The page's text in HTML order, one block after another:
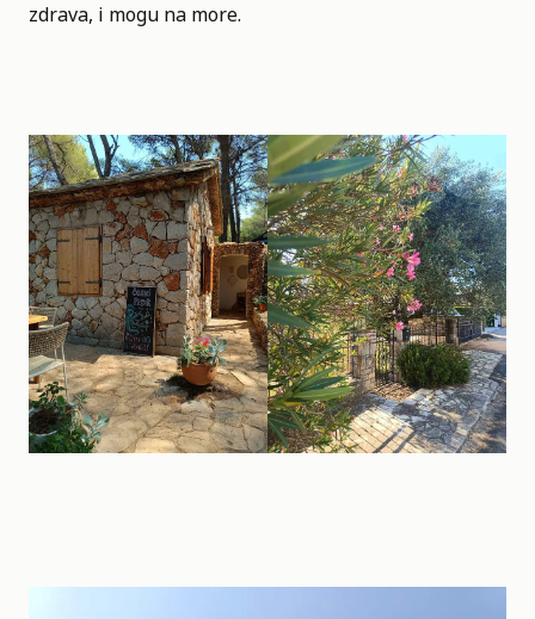
zdrava, i mogu na more.